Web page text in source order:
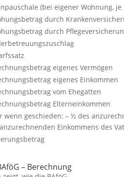
(bei eigener Wohnung,
durch
durch
eigenes Vermögen
eigenes Einkommen
vom Ehegatten
Elterneinkommen
wenn geschieden: – ½ des
Einkommens des
– Berechnung